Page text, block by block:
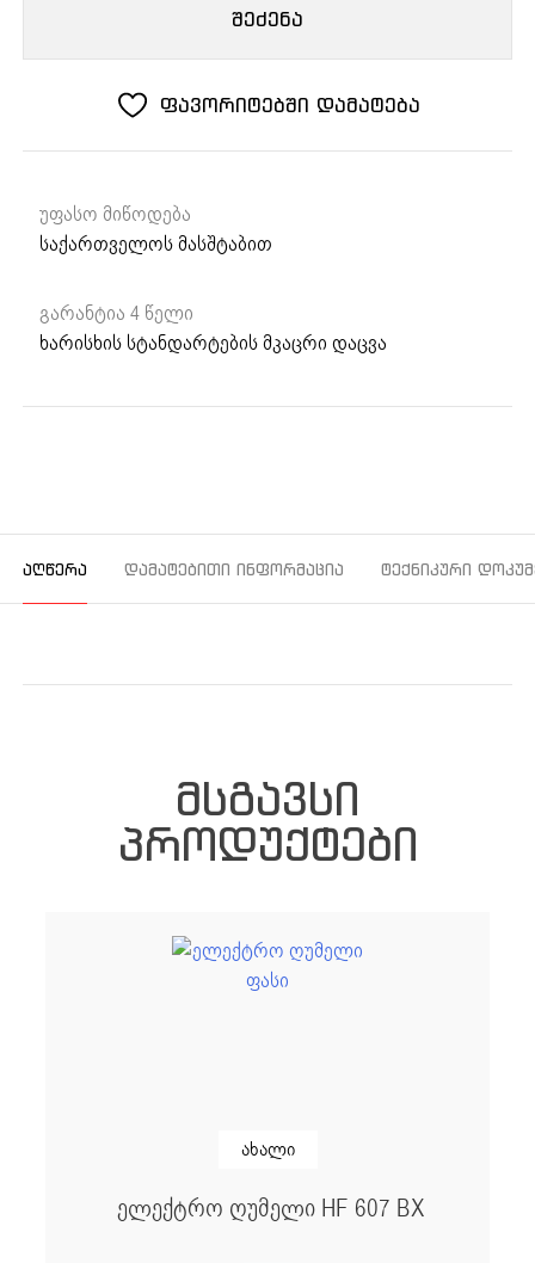
613
შეძენა
ფავორიტებში დამატება
უფასო მიწოდება
საქართველოს მასშტაბით
გარანტია 4 წელი
ხარისხის სტანდარტების მკაცრი დაცვა
ᲐᲦᲬᲔᲠᲐ ᲓᲐᲛᲐᲢᲔᲑᲘᲗᲘ ᲘᲜᲤᲝᲠᲛᲐᲪᲘᲐ ᲢᲔᲥᲜᲘᲙᲣᲠᲘ
ᲛᲡᲒᲐᲕᲡᲘ
ᲞᲠᲝᲓᲣᲥᲢᲔᲑᲘ
ახალი
ელექტრო ღუმელი HF 607 BX